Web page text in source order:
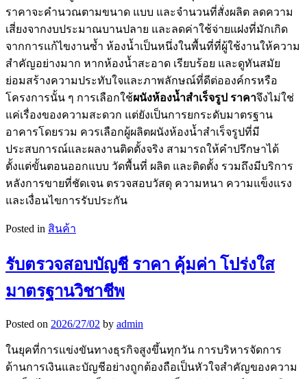
ราคาจะคำนวณตามขนาด แบบ และจำนวนที่สั่งผลิต ลดความ
เสี่ยงจากงบประมาณบานปลาย และลดค่าใช้จ่ายแฝงที่มักเกิด
จากการแก้ไขงานซ้ำ ห้องน้ำเป็นหนึ่งในพื้นที่ที่ผู้ใช้งานให้ความ
สำคัญอย่างมาก หากห้องน้ำสะอาด เรียบร้อย และดูทันสมัย
ย่อมสร้างความประทับใจและภาพลักษณ์ที่ดีต่อองค์กรหรือ
โครงการนั้น ๆ การเลือกใช้ผนังห้องน้ำสำเร็จรูป ราคาจึงไม่ใช่
แค่เรื่องของความสะดวก แต่ยังเป็นการยกระดับมาตรฐาน
อาคารโดยรวม ควรเลือกผู้ผลิตผนังห้องน้ำสำเร็จรูปที่มี
ประสบการณ์และผลงานติดตั้งจริง สามารถให้คำปรึกษาได้
ตั้งแต่ขั้นตอนออกแบบ วัดพื้นที่ ผลิต และติดตั้ง รวมถึงมีบริการ
หลังการขายที่ชัดเจน ตรวจสอบวัสดุ ความหนา ความแข็งแรง
และเงื่อนไขการรับประกัน
Posted in สินค้า
รับตรวจสอบบัญชี ราคา คุ้มค่า โปร่งใส
มาตรฐานวิชาชีพ
Posted on 2026/27/02 by admin
ในยุคที่การแข่งขันทางธุรกิจสูงขึ้นทุกวัน การบริหารจัดการ
ด้านการเงินและบัญชีอย่างถูกต้องถือเป็นหัวใจสำคัญของความ